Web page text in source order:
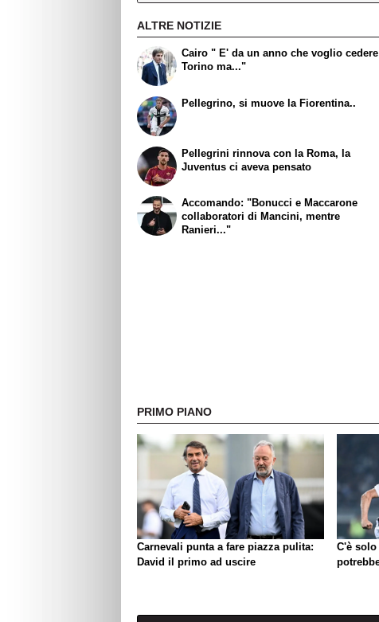
ALTRE NOTIZIE
Cairo " E' da un anno che voglio cedere
Torino ma..."
Pellegrino, si muove la Fiorentina..
Pellegrini rinnova con la Roma, la
Juventus ci aveva pensato
Accomando: "Bonucci e Maccarone
collaboratori di Mancini, mentre
Ranieri..."
PRIMO PIANO
Carnevali punta a fare piazza pulita:
David il primo ad uscire
C'è